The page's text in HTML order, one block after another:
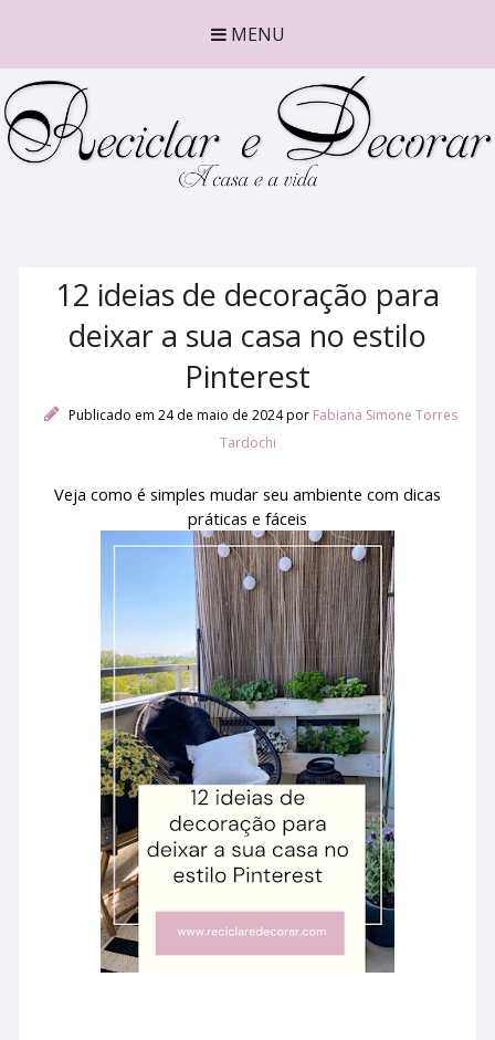
MENU
12 ideias de decoração para
deixar a sua casa no estilo
Pinterest
Publicado em 24 de maio de 2024por Fabiana Simone Torres
Tardochi
Veja como é simples mudar seu ambiente com dicas
práticas e fáceis